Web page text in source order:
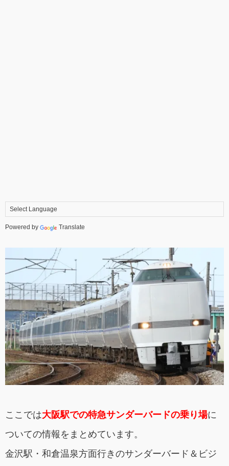
Powered by Translate
ここでは大阪駅での特急サンダーバードの乗り場に
ついての情報をまとめています。
金沢駅・和倉温泉方面行きのサンダーバード＆ビジ